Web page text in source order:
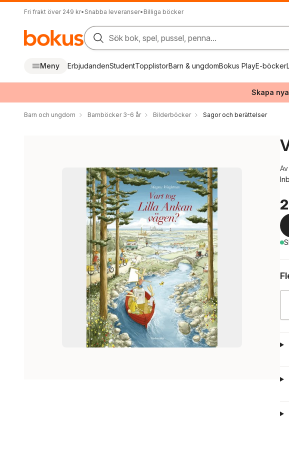
Fri frakt över 249 kr• Snabba leveranser• Billiga böcker
Sök bok, spel, pussel, penna...
Meny ErbjudandenStudentTopplistorBarn & ungdomBokus PlayE-böcker
Skapa
Barn och ungdom Barnböcker 3-6 år Bilderböcker Sagor och berättelser
Av